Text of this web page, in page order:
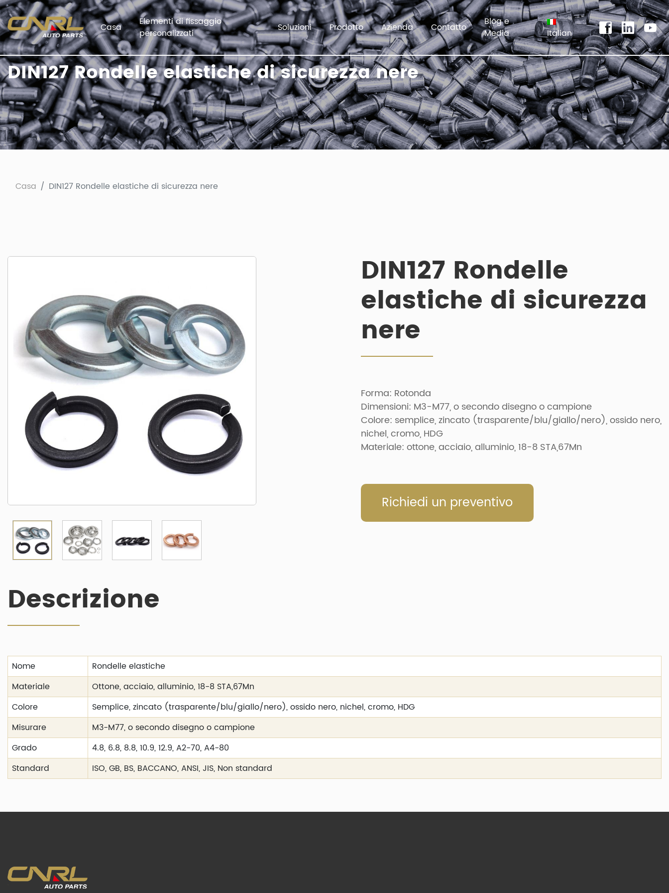
Casa
Elementi di fissaggio
personalizzati
Soluzioni Prodotto Azienda Contatto
Blog e
Media
Italian
DIN127 Rondelle elastiche di sicurezza nere
Casa DIN127 Rondelle elastiche di sicurezza nere
DIN127 Rondelle
elastiche di sicurezza
nere
Forma: Rotonda
Dimensioni: M3-M77, o secondo disegno o campione
Colore: semplice, zincato (trasparente/blu/giallo/nero), ossido nero,
nichel, cromo, HDG
Materiale: ottone, acciaio, alluminio, 18-8 STA,67Mn
Richiedi un preventivo
Descrizione
Nome
Rondelle elastiche
Materiale
Ottone, acciaio, alluminio, 18-8 STA,67Mn
Colore
Semplice, zincato (trasparente/blu/giallo/nero), ossido nero, nichel, cromo, HDG
Misurare
M3-M77, o secondo disegno o campione
Grado
4.8, 6.8, 8.8, 10.9, 12.9, A2-70, A4-80
Standard
ISO, GB, BS, BACCANO, ANSI, JIS, Non standard